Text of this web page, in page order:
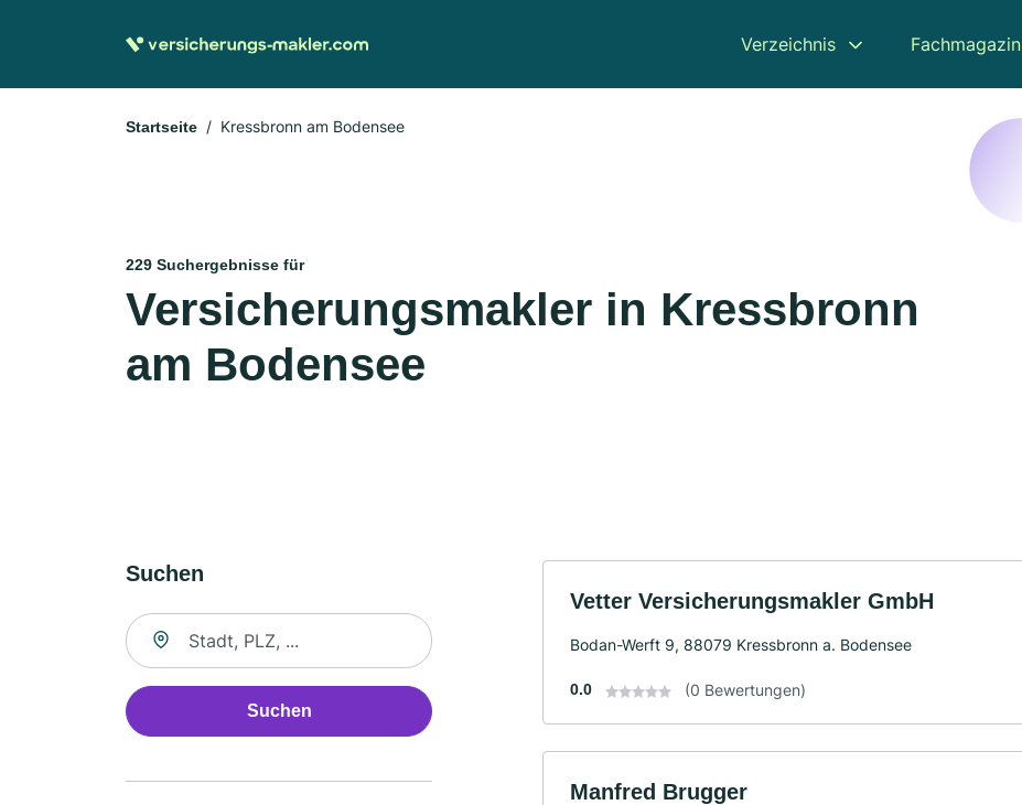
Verzeichnis Fachmagazin
Startseite Kressbronn am Bodensee
229 Suchergebnisse für
Versicherungsmakler in Kressbronn
am Bodensee
Suchen
Suche nach Ort
Suchen
Vetter Versicherungsmakler GmbH
Bodan-Werft 9, 88079 Kressbronn a. Bodensee
0.0 (0 Bewertungen)
Manfred Brugger